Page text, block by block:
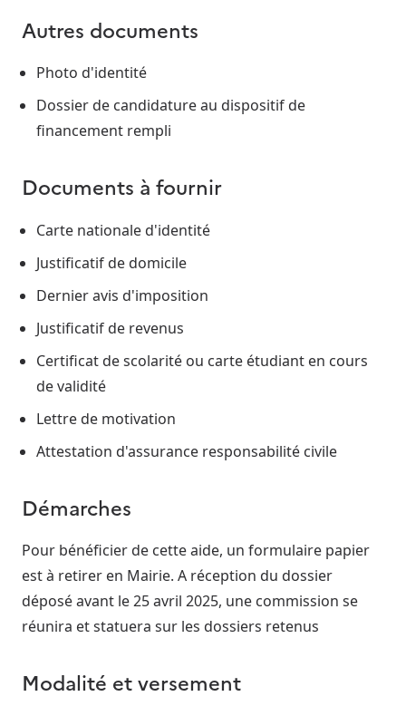
Autres documents
Photo d'identité
Dossier de candidature au dispositif de
financement rempli
Documents à fournir
Carte nationale d'identité
Justificatif de domicile
Dernier avis d'imposition
Justificatif de revenus
Certificat de scolarité ou carte étudiant en cours
de validité
Lettre de motivation
Attestation d'assurance responsabilité civile
Démarches
Pour bénéficier de cette aide, un formulaire papier
est à retirer en Mairie. A réception du dossier
déposé avant le 25 avril 2025, une commission se
réunira et statuera sur les dossiers retenus
Modalité et versement